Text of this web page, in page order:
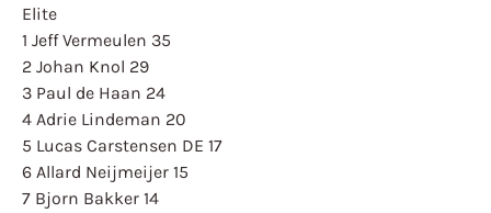
Elite
1 Jeff Vermeulen 35
2 Johan Knol 29
3 Paul de Haan 24
4 Adrie Lindeman 20
5 Lucas Carstensen DE 17
6 Allard Neijmeijer 15
7 Bjorn Bakker 14